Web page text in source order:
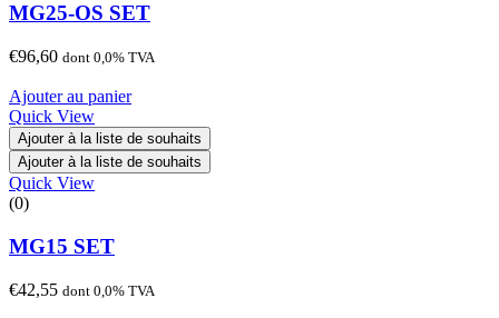
MG25-OS SET
€96,60 dont 0,0% TVA
Ajouter au panier
Quick View
Ajouter à la liste de souhaits
Ajouter à la liste de souhaits
Quick View
(0)
MG15 SET
€42,55 dont 0,0% TVA